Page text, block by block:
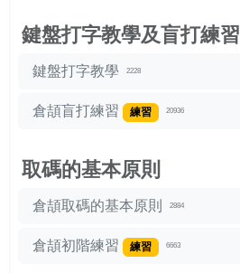
鍵盤打字教學及盲打練習
鍵盤打字教學 2228
倉頡盲打練習 練習 20936
取碼的基本原則
倉頡取碼的基本原則 2884
倉頡初階練習 練習 6663